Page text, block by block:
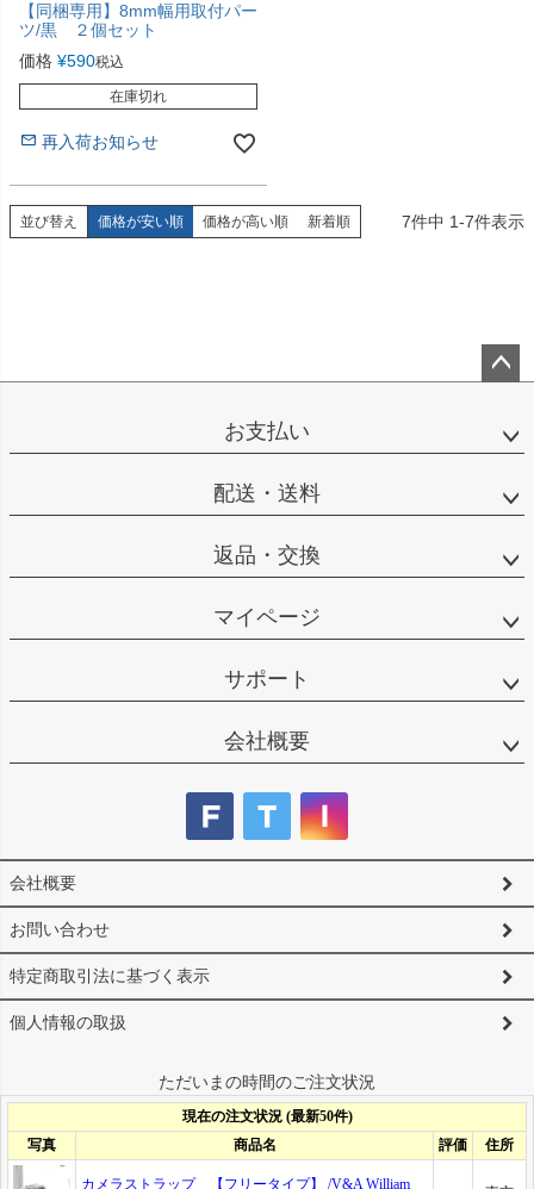
【同梱専用】8mm幅用取付パー
ツ/黒 ２個セット
価格 ¥590税込
在庫切れ
再入荷お知らせ
並び替え 価格が安い順 価格が高い順 新着順 7件中 1-7件表示
ップ
お支払い
配送・送料
返品・交換
マイページ
サポート
会社概要
会社概要
お問い合わせ
特定商取引法に基づく表示
個人情報の取扱
ただいまの時間のご注文状況